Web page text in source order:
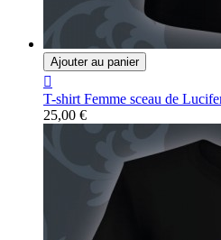
Ajouter au panier

T-shirt Femme sceau de
25,00 €